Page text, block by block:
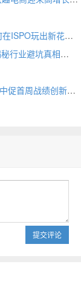
投影仪开始“卷”户外！极哲ZIP三折叠投影仪如何在ISPO玩出新花样？
天津老房翻新怎么选装修公司？20年本土匠人揭秘行业避坑真相
刷新内容场、生意场纪录！TikTok Shop 美区年中促首周战绩创新高
提交评论